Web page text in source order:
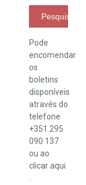
Pesquisar
Pode
encomendar
os
boletins
disponíveis
através do
telefone
+351 295
090 137
ou ao
clicaraqui